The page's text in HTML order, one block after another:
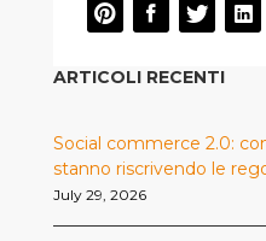
ARTICOLI RECENTI
Social commerce 2.0:
stanno riscrivendo le
July 29, 2026